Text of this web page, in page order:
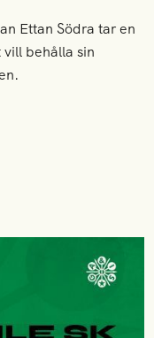
Ettan Södra tar en
behålla sin